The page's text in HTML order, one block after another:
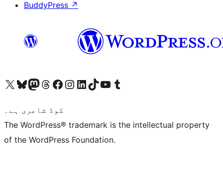
BuddyPress ↗
Visit our X (formerly Twitter) account
ہمارے بلیواسکائی اکاؤنٹ پر جائیں
Visit our Mastodon account
ہمارے ٹھریڈز اکاؤنٹ پر جائیں
Visit our Facebook page
Visit our Instagram account
Visit our LinkedIn account
ہمارے ٹک ٹاک اکاؤنٹ پر جائیں
Visit our YouTube channel
ہمارے ٹمبلر اکاؤنٹ پر جائیں
کوڈ شاعری ہے۔
The WordPress® trademark is the intellectual property
of the WordPress Foundation.